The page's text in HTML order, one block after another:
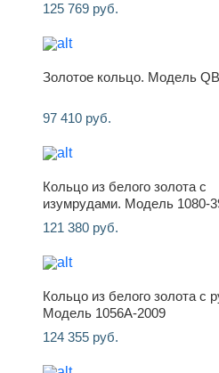
125 769 руб.
Золотое кольцо. Модель
97 410 руб.
Кольцо из белого золота с
изумрудами. Модель 1080-
121 380 руб.
Кольцо из белого золота с
Модель 1056A-2009
124 355 руб.